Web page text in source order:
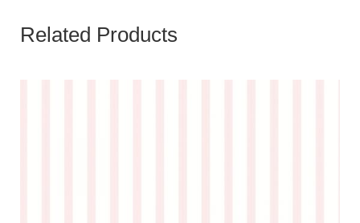
Related Products